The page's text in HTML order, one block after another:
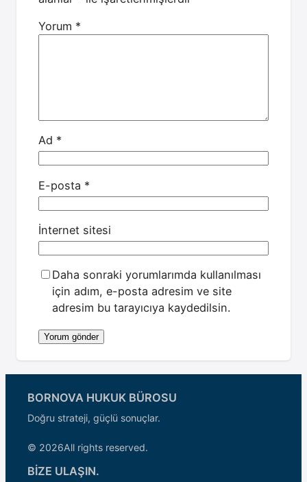
Yorum *
Ad *
E-posta *
İnternet sitesi
Daha sonraki yorumlarımda kullanılması
için adım, e-posta adresim ve site
adresim bu tarayıcıya kaydedilsin.
BORNOVA HUKUK BÜROSU
Doğru strateji, güçlü sonuçlar.
© 2026All rights reserved.
BİZE ULAŞIN.